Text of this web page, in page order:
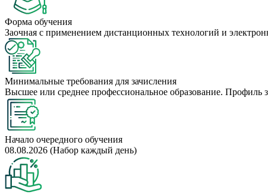
Форма обучения
Заочная с применением дистанционных технологий и
Минимальные требования для зачисления
Высшее или среднее профессиональное образование. Профиль
Начало очередного обучения
08.08.2026 (Набор каждый день)